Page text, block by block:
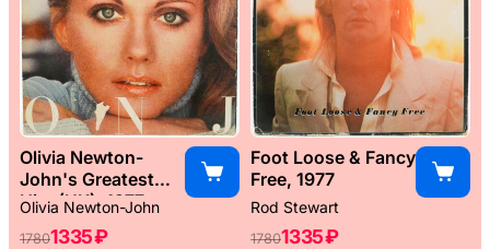
Olivia Newton-
John's Greatest
Hits (UK), 1977
Olivia Newton-John
17801335 ₽
Foot Loose & Fancy
Free, 1977
Rod Stewart
17801335 ₽